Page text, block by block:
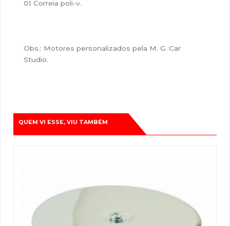
01 Correia poli-v.
Obs.: Motores personalizados pela M. G. Car
Studio.
QUEM VI ESSE, VIU TAMBÉM